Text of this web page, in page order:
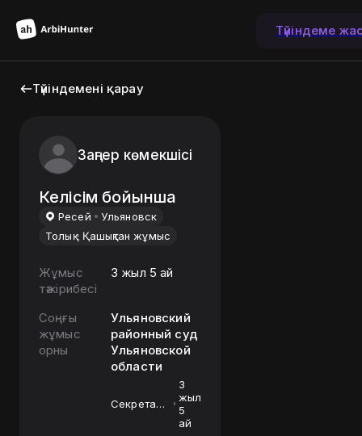
Түйіндеме
Түйіндемені қарау
Заңгер көмекшісі
Келісім бойынша
Ресей
Ульяновск
Толық
Қашықтан жұмыс
Жұмыс
тәжірибесі
3 жыл 5 ай
Соңғы
жұмыс
орны
Ульяновский
районный суд
Ульяновской
области
Секретарь
3
жыл
5
ай